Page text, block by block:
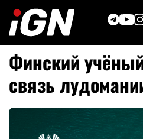
content
Финский
связь